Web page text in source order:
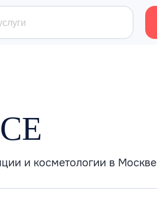
и косметологии в Москве